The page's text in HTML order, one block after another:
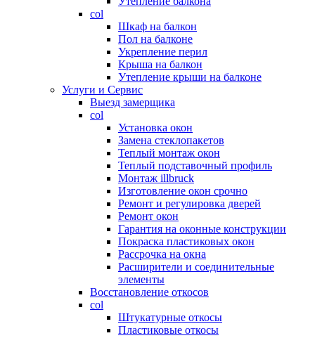
col
Шкаф на балкон
Пол на балконе
Укрепление перил
Крыша на балкон
Утепление крыши на балконе
Услуги и Сервис
Выезд замерщика
col
Установка окон
Замена стеклопакетов
Теплый монтаж окон
Теплый подставочный профиль
Монтаж illbruck
Изготовление окон срочно
Ремонт и регулировка дверей
Ремонт окон
Гарантия на оконные конструкции
Покраска пластиковых окон
Рассрочка на окна
Расширители и соединительные
элементы
Восстановление откосов
col
Штукатурные откосы
Пластиковые откосы